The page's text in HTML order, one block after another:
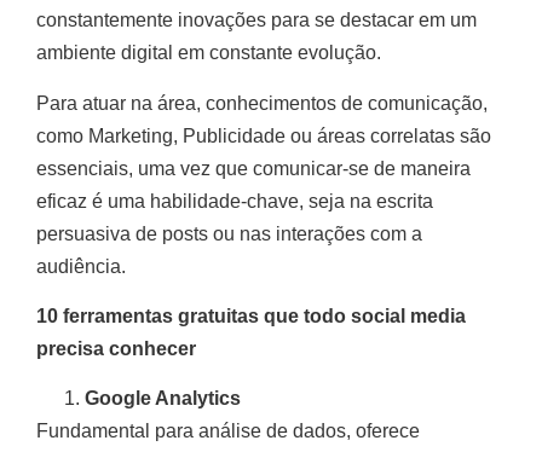
constantemente inovações para se destacar em um
ambiente digital em constante evolução.
Para atuar na área, conhecimentos de comunicação,
como Marketing, Publicidade ou áreas correlatas são
essenciais, uma vez que comunicar-se de maneira
eficaz é uma habilidade-chave, seja na escrita
persuasiva de posts ou nas interações com a
audiência.
10 ferramentas gratuitas que todo social media
precisa conhecer
Google Analytics
Fundamental para análise de dados, oferece